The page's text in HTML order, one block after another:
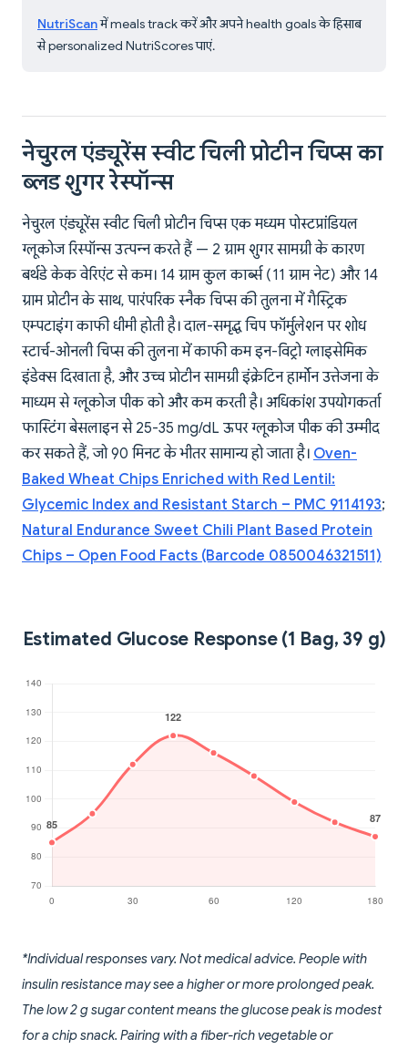
NutriScanमें meals track करें और अपने health goals के हिसाब
से personalized NutriScores पाएं.
नेचुरल एंड्यूरेंस स्वीट चिली प्रोटीन चिप्स का
ब्लड शुगर रेस्पॉन्स
नेचुरल एंड्यूरेंस स्वीट चिली प्रोटीन चिप्स एक मध्यम पोस्टप्रांडियल
ग्लूकोज रिस्पॉन्स उत्पन्न करते हैं — 2 ग्राम शुगर सामग्री के कारण
बर्थडे केक वेरिएंट से कम। 14 ग्राम कुल कार्ब्स (11 ग्राम नेट) और 14
ग्राम प्रोटीन के साथ, पारंपरिक स्नैक चिप्स की तुलना में गैस्ट्रिक
एम्पटाइंग काफी धीमी होती है। दाल-समृद्ध चिप फॉर्मुलेशन पर शोध
स्टार्च-ओनली चिप्स की तुलना में काफी कम इन-विट्रो ग्लाइसेमिक
इंडेक्स दिखाता है, और उच्च प्रोटीन सामग्री इंक्रेटिन हार्मोन उत्तेजना के
माध्यम से ग्लूकोज पीक को और कम करती है। अधिकांश उपयोगकर्ता
फास्टिंग बेसलाइन से 25-35 mg/dL ऊपर ग्लूकोज पीक की उम्मीद
कर सकते हैं, जो 90 मिनट के भीतर सामान्य हो जाता है। Oven-
Baked Wheat Chips Enriched with Red Lentil:
Glycemic Index and Resistant Starch – PMC 9114193;
Natural Endurance Sweet Chili Plant Based Protein
Chips – Open Food Facts (Barcode 0850046321511)
Estimated Glucose Response (1 Bag, 39 g)
*Individual responses vary. Not medical advice. People with
insulin resistance may see a higher or more prolonged peak.
The low 2 g sugar content means the glucose peak is modest
for a chip snack. Pairing with a fiber-rich vegetable or